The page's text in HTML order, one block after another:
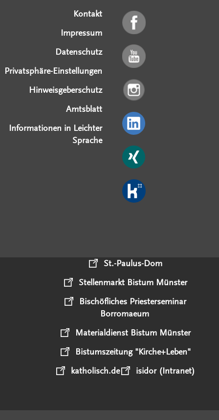
Kontakt
Impressum
Datenschutz
Privatsphäre-Einstellungen
Hinweisgeberschutz
Amtsblatt
Informationen in Leichter
Sprache
St.-Paulus-Dom
Stellenmarkt Bistum Münster
Bischöfliches Priesterseminar
Borromaeum
Materialdienst Bistum Münster
Bistumszeitung "Kirche+Leben"
katholisch.de
isidor (Intranet)